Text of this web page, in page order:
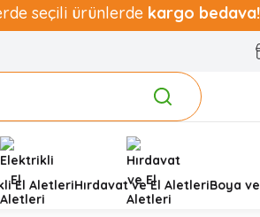
seçili ürünlerde kargo bedava!
El AletleriHırdavat ve El AletleriBoya